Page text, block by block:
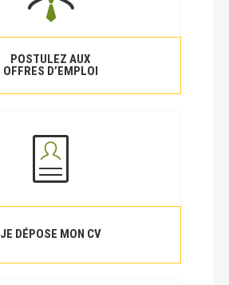
POSTULEZ AUX
OFFRES D’EMPLOI
JE DÉPOSE MON CV